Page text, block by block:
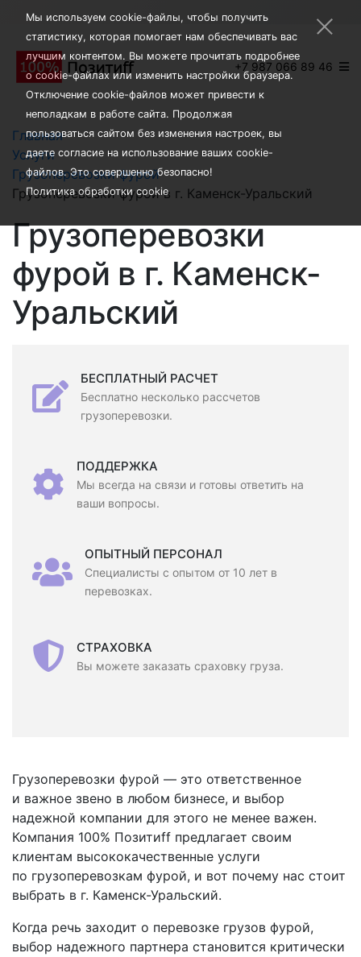
+7 987 066 89 46
×
Главная
Услуги
Грузоперевозки фурой
Грузоперевозки фурой в г. Каменск-Уральский
Грузоперевозки
фурой в г. Каменск-
Уральский
БЕСПЛАТНЫЙ РАСЧЕТ
Бесплатно несколько рассчетов
грузоперевозки.
ПОДДЕРЖКА
Мы всегда на связи и готовы ответить на
ваши вопросы.
ОПЫТНЫЙ ПЕРСОНАЛ
Специалисты с опытом от 10 лет в
перевозках.
СТРАХОВКА
Вы можете заказать сраховку груза.
Грузоперевозки фурой — это ответственное
и важное звено в любом бизнесе, и выбор
надежной компании для этого не менее важен.
Компания 100% Позитиff предлагает своим
клиентам высококачественные услуги
по грузоперевозкам фурой, и вот почему нас стоит
выбрать в г. Каменск-Уральский.
Когда речь заходит о перевозке грузов фурой,
выбор надежного партнера становится критически
Мы используем cookie-файлы, чтобы получить
статистику, которая помогает нам обеспечивать вас
лучшим контентом. Вы можете прочитать подробнее
о cookie-файлах или изменить настройки браузера.
Отключение cookie-файлов может привести к
неполадкам в работе сайта. Продолжая
пользоваться сайтом без изменения настроек, вы
даете согласие на использование ваших cookie-
файлов. Это совершенно безопасно!
Политика обработки cookie